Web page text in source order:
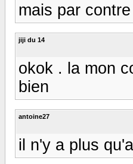
mais par
jiji du 14
okok . la mon
bien
antoine27
il n'y a plus